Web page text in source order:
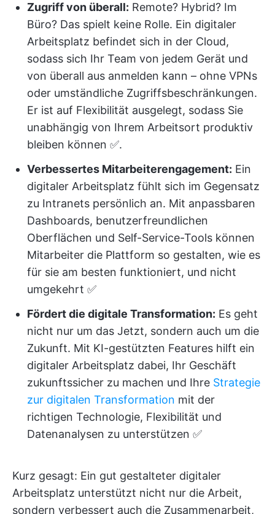
Zugriff von überall: Remote? Hybrid? Im
Büro? Das spielt keine Rolle. Ein digitaler
Arbeitsplatz befindet sich in der Cloud,
sodass sich Ihr Team von jedem Gerät und
von überall aus anmelden kann – ohne VPNs
oder umständliche Zugriffsbeschränkungen.
Er ist auf Flexibilität ausgelegt, sodass Sie
unabhängig von Ihrem Arbeitsort produktiv
bleiben können ✅.
Verbessertes Mitarbeiterengagement: Ein
digitaler Arbeitsplatz fühlt sich im Gegensatz
zu Intranets persönlich an. Mit anpassbaren
Dashboards, benutzerfreundlichen
Oberflächen und Self-Service-Tools können
Mitarbeiter die Plattform so gestalten, wie es
für sie am besten funktioniert, und nicht
umgekehrt ✅
Fördert die digitale Transformation: Es geht
nicht nur um das Jetzt, sondern auch um die
Zukunft. Mit KI-gestützten Features hilft ein
digitaler Arbeitsplatz dabei, Ihr Geschäft
zukunftssicher zu machen und Ihre Strategie
zur digitalen Transformation mit der
richtigen Technologie, Flexibilität und
Datenanalysen zu unterstützen ✅
Kurz gesagt: Ein gut gestalteter digitaler
Arbeitsplatz unterstützt nicht nur die Arbeit,
sondern verbessert auch die Zusammenarbeit,